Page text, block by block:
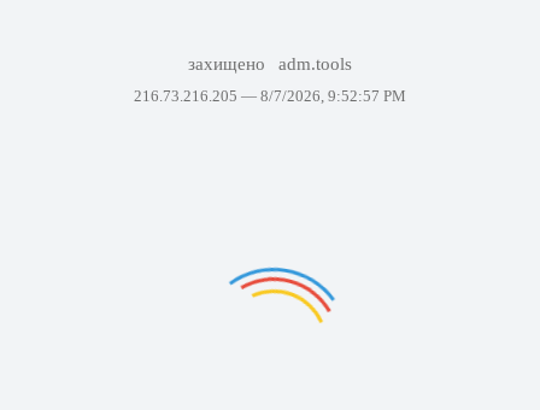
захищено adm.tools
216.73.216.205 — 8/7/2026, 9:52:57 PM